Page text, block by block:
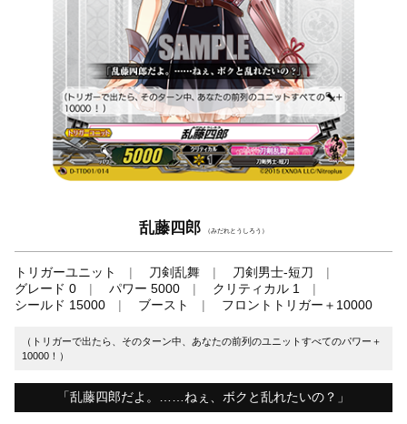
乱藤四郎 （みだれとうしろう）
トリガーユニット 刀剣乱舞
刀剣男士-短刀
グレード 0
パワー 5000
クリティカル 1
シールド 15000
ブースト フロントトリガー＋10000
（トリガーで出たら、そのターン中、あなたの前列のユニットすべてのパワー＋
10000！）
「乱藤四郎だよ。……ねぇ、ボクと乱れたいの？」